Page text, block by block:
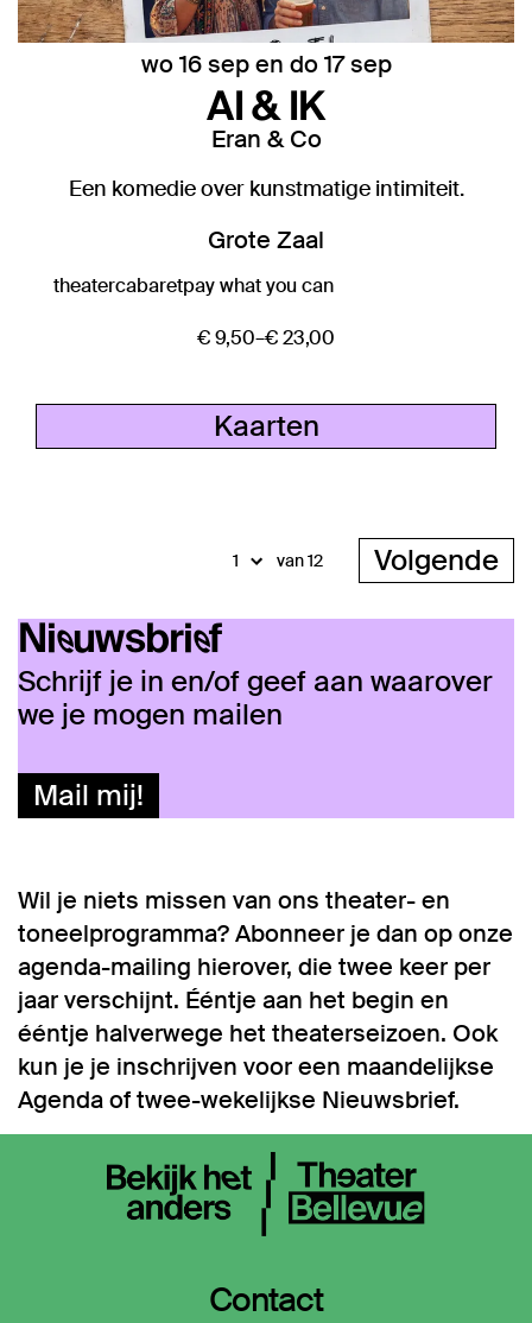
AI & IK
Eran & Co
wo 16 sepen do 17 sep
Een komedie over kunstmatige intimiteit.
Grote Zaal
theatercabaretpay what you can
€ 9,50–€ 23,00
Kaarten
van 12 Volgende
Nieuwsbrief
Schrijf je in en/of geef aan waarover
we je mogen mailen
Mail mij!
Wil je niets missen van ons theater- en
toneelprogramma? Abonneer je dan op onze
agenda-mailing hierover, die twee keer per
jaar verschijnt. Ééntje aan het begin en
ééntje halverwege het theaterseizoen. Ook
kun je je inschrijven voor een maandelijkse
Agenda of twee-wekelijkse Nieuwsbrief.
Contact